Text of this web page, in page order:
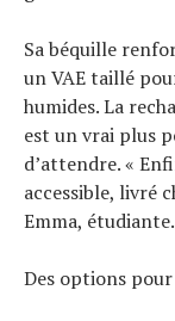
Sa béquille
un VAE taillé
humides. La
est un vrai plus
d’attendre. «
accessible, livré
Emma, étudiante.
Des options